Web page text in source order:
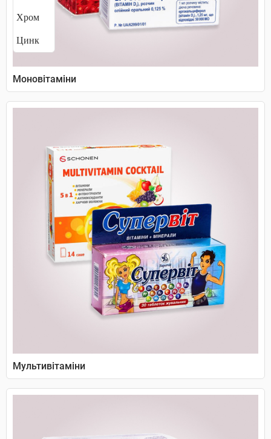
Хром
Цинк
Моновітаміни
Мультивітаміни